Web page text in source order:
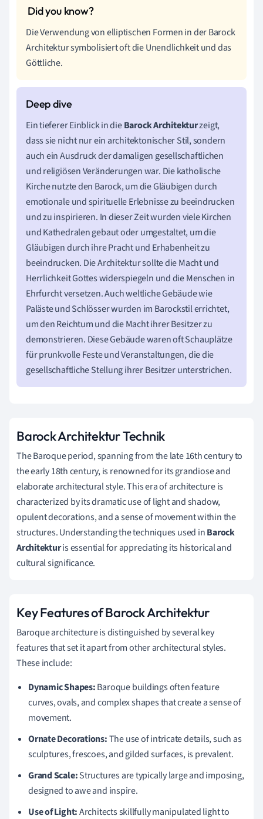
Die Verwendung von elliptischen Formen in der Barock
Architektur symbolisiert oft die Unendlichkeit und das
Göttliche.
Ein tieferer Einblick in dieBarock Architekturzeigt,
dass sie nicht nur ein architektonischer Stil, sondern
auch ein Ausdruck der damaligen gesellschaftlichen
und religiösen Veränderungen war. Die katholische
Kirche nutzte den Barock, um die Gläubigen durch
emotionale und spirituelle Erlebnisse zu beeindrucken
und zu inspirieren. In dieser Zeit wurden viele Kirchen
und Kathedralen gebaut oder umgestaltet, um die
Gläubigen durch ihre Pracht und Erhabenheit zu
beeindrucken. Die Architektur sollte die Macht und
Herrlichkeit Gottes widerspiegeln und die Menschen in
Ehrfurcht versetzen. Auch weltliche Gebäude wie
Paläste und Schlösser wurden im Barockstil errichtet,
um den Reichtum und die Macht ihrer Besitzer zu
demonstrieren. Diese Gebäude waren oft Schauplätze
für prunkvolle Feste und Veranstaltungen, die die
gesellschaftliche Stellung ihrer Besitzer unterstrichen.
Barock Architektur Technik
The Baroque period, spanning from the late 16th century to
the early 18th century, is renowned for its grandiose and
elaborate architectural style. This era of architecture is
characterized by its dramatic use of light and shadow,
opulent decorations, and a sense of movement within the
structures. Understanding the techniques used inBarock
Architekturis essential for appreciating its historical and
cultural significance.
Key Features of Barock Architektur
Baroque architecture is distinguished by several key
features that set it apart from other architectural styles.
These include:
Dynamic Shapes:Baroque buildings often feature
curves, ovals, and complex shapes that create a sense of
movement.
Ornate Decorations:The use of intricate details, such as
sculptures, frescoes, and gilded surfaces, is prevalent.
Grand Scale:Structures are typically large and imposing,
designed to awe and inspire.
Use of Light:Architects skillfully manipulated light to